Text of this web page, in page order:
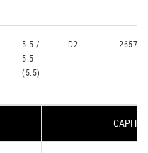
5.5 /
5.5
(5.5)
D2 26572